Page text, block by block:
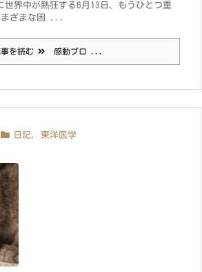
世界中が熱狂する6月13日、もうひとつ重
まざまな困 ...
を読む 感動プロ ...
日記, 東洋医学